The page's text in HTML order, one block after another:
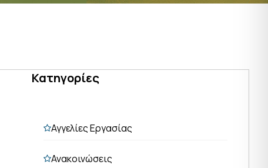
Κατηγορίες
Αγγελίες Εργασίας
Ανακοινώσεις